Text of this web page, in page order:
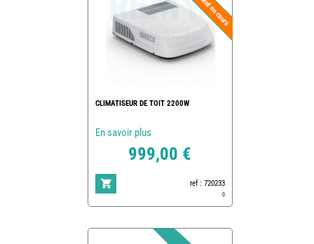
CLIMATISEUR DE TOIT 2200W
En savoir plus
999,00 €
ref : 720233
0